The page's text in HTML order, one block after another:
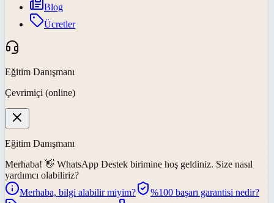
Blog
Ücretler
Eğitim Danışmanı
Çevrimiçi (online)
Eğitim Danışmanı
Merhaba! 👋 WhatsApp Destek birimine hoş geldiniz. Size nasıl
yardımcı olabiliriz?
Merhaba, bilgi alabilir miyim?
%100 başarı garantisi nedir?